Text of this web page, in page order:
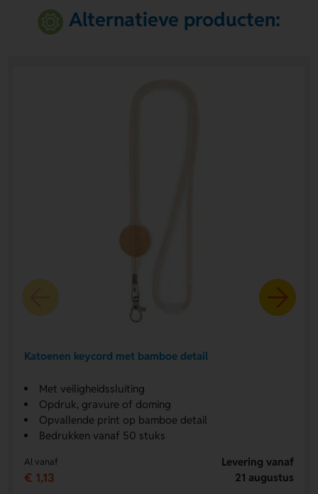
Alternatieve producten:
Katoenen keycord met bamboe detail
Met veiligheidssluiting
Opdruk, gravure of doming
Opvallende print op bamboe detail
Bedrukken vanaf 50 stuks
Al vanaf
€ 1,13
Levering vanaf
21 augustus